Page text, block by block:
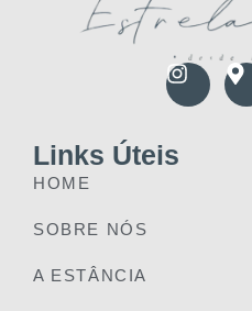
Links Úteis
HOME
SOBRE NÓS
A ESTÂNCIA